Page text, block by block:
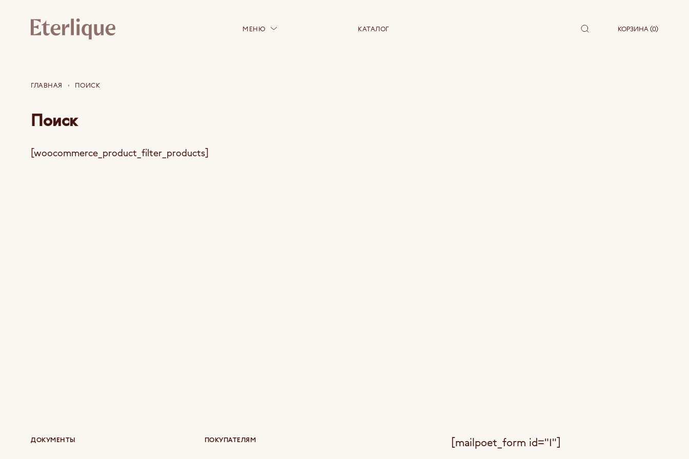
МЕНЮ КАТАЛОГ КОРЗИНА (0)
ГЛАВНАЯ ПОИСК
Поиск
[woocommerce_product_filter_products]
ДОКУМЕНТЫ ПОКУПАТЕЛЯМ [mailpoet_form id="1"]